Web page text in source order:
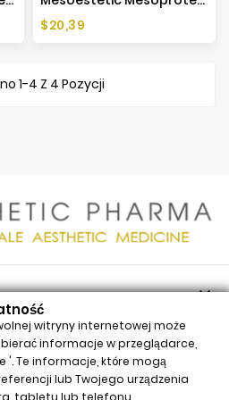
Cena
$20,39
1-4 Z 4 Pozycji


witryny internetowej może
informacje w przeglądarce,
'. Te informacje, które mogą
lub Twojego urządzenia
tabletu lub telefonu